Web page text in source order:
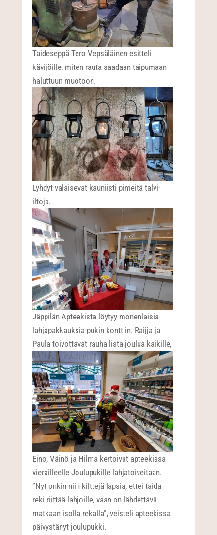
Taideseppä Tero Vepsäläinen esitteli
kävijöille, miten rauta saadaan taipumaan
haluttuun muotoon.
Lyhdyt valaisevat kauniisti pimeitä talvi-
iltoja.
Jäppilän Apteekista löytyy monenlaisia
lahjapakkauksia pukin konttiin. Raijja ja
Paula toivottavat rauhallista joulua kaikille,
Eino, Väinö ja Hilma kertoivat apteekissa
vierailleelle Joulupukille lahjatoiveitaan.
”Nyt onkin niin kilttejä lapsia, ettei taida
reki riittää lahjoille, vaan on lähdettävä
matkaan isolla rekalla”, veisteli apteekissa
päivystänyt joulupukki.